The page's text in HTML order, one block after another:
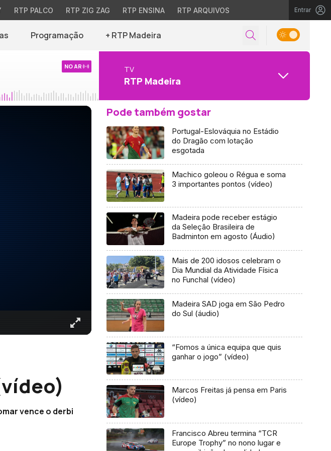
RTP PALCO RTP ZIG ZAG RTP ENSINA RTP ARQUIVOS Entrar
Programação + RTP Madeira
NO AR TV
RTP Madeira
vence o derbi
Pode também gostar
Portugal-Eslováquia no Estádio
do Dragão com lotação
esgotada
Machico goleou o Régua e soma
3 importantes pontos (vídeo)
Madeira pode receber estágio
da Seleção Brasileira de
Badminton em agosto (Áudio)
Mais de 200 idosos celebram o
Dia Mundial da Atividade Física
no Funchal (vídeo)
Madeira SAD joga em São Pedro
do Sul (áudio)
“Fomos a única equipa que quis
ganhar o jogo” (vídeo)
Marcos Freitas já pensa em Paris
(vídeo)
Francisco Abreu termina “TCR
Europe Trophy” no nono lugar e